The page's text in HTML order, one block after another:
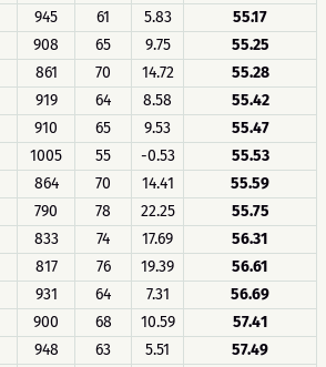
945 61 5.83
55.17
908 65 9.75
55.25
861 70 14.72
55.28
919 64 8.58
55.42
910 65 9.53
55.47
1005 55 -0.53
55.53
864 70 14.41
55.59
790 78 22.25
55.75
833 74 17.69
56.31
817 76 19.39
56.61
931 64 7.31
56.69
900 68 10.59
57.41
948 63 5.51
57.49